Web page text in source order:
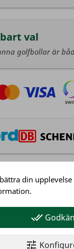
val
golfbollar är
Kundservice
Köpvillkor
Kundservice
din
done_all
tune